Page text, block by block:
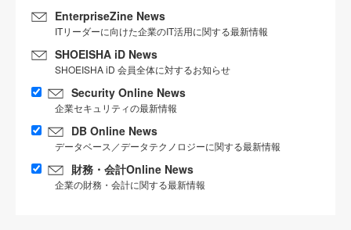
EnterpriseZine News
ITリーダーに向けた企業のIT活用に関する最新情報
SHOEISHA iD News
SHOEISHA iD 会員全体に対するお知らせ
Security Online News
企業セキュリティの最新情報
DB Online News
データベース／データテクノロジーに関する最新情報
財務・会計Online News
企業の財務・会計に関する最新情報